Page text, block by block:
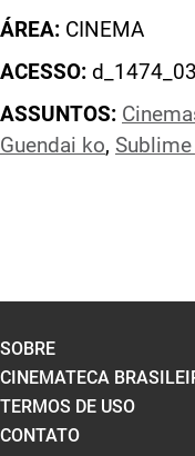
ÁREA: CINEMA
ACESSO: d_1474_03
ASSUNTOS:
Guendai ko,
SOBRE
CINEMATECA
TERMOS DE USO
CONTATO